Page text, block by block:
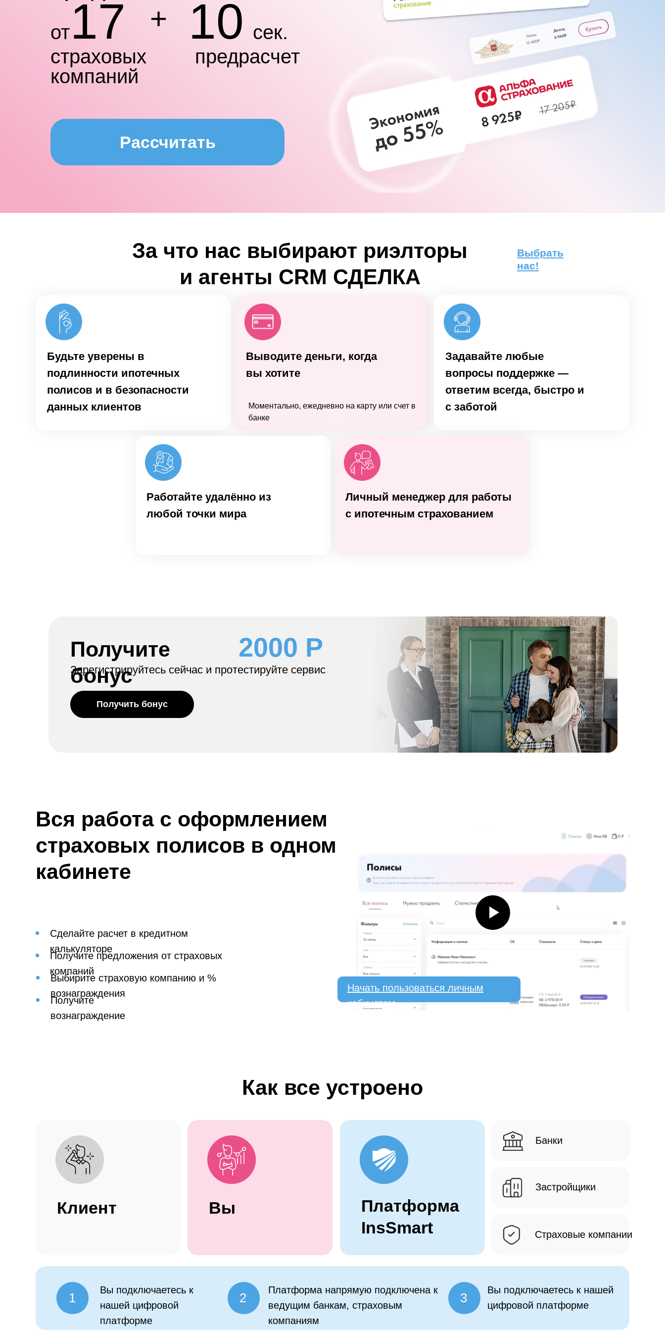
Рассчитать
от17 сек.
10
+
страховых
компаний
предрасчет
За что нас выбирают риэлторы
и агенты CRM СДЕЛКА
Выбрать
нас!
Будьте уверены в
подлинности ипотечных
полисов и в безопасности
данных клиентов
Выводите деньги, когда
вы хотите
Моментально, ежедневно на карту или счет в
банке
Задавайте любые
вопросы поддержке —
ответим всегда, быстро и
с заботой
Работайте удалённо из
любой точки мира
Личный менеджер для работы
с ипотечным страхованием
Получите
бонус
2000 Р
Зарегистрируйтесь сейчас и протестируйте сервис
Получить бонус
Вся работа с оформлением
страховых полисов в одном
кабинете
Сделайте расчет в кредитном
калькуляторе
Получите предложения от страховых
компаний
Выбирите страховую компанию и %
вознаграждения
Получите
вознаграждение
Начать пользоваться личным
кабинетом
Как все устроено
Клиент Вы
Платформа
InsSmart
Банки
Застройщики
Страховые компании
1
Вы подключаетесь к
нашей цифровой
платформе
2
Платформа напрямую подключена к
ведущим банкам, страховым
компаниям
3
Вы подключаетесь к нашей
цифровой платформе